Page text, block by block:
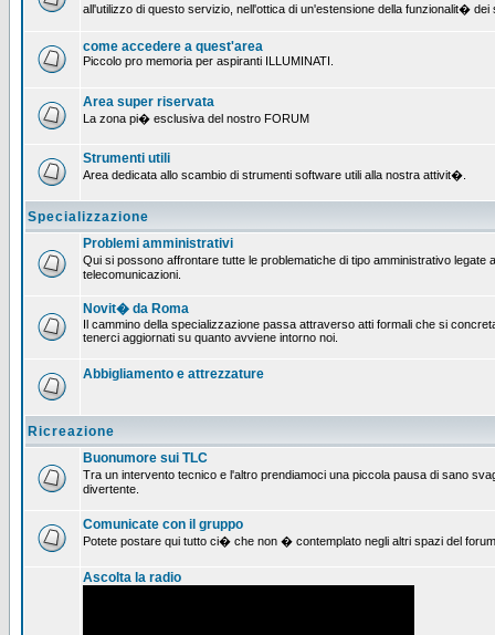
all'utilizzo di questo servizio, nell'ottica di un'estensione della funzionalit�
come accedere a quest'area
Piccolo pro memoria per aspiranti ILLUMINATI.
Area super riservata
La zona pi� esclusiva del nostro FORUM
Strumenti utili
Area dedicata allo scambio di strumenti software utili alla nostra attivit�.
Specializzazione
Problemi amministrativi
Qui si possono affrontare tutte le problematiche di tipo amministrativo
telecomunicazioni.
Novit� da Roma
Il cammino della specializzazione passa attraverso atti formali che si
tenerci aggiornati su quanto avviene intorno noi.
Abbigliamento e attrezzature
Ricreazione
Buonumore sui TLC
Tra un intervento tecnico e l'altro prendiamoci una piccola pausa di sano
divertente.
Comunicate con il gruppo
Potete postare qui tutto ci� che non � contemplato negli altri spazi del
Ascolta la radio